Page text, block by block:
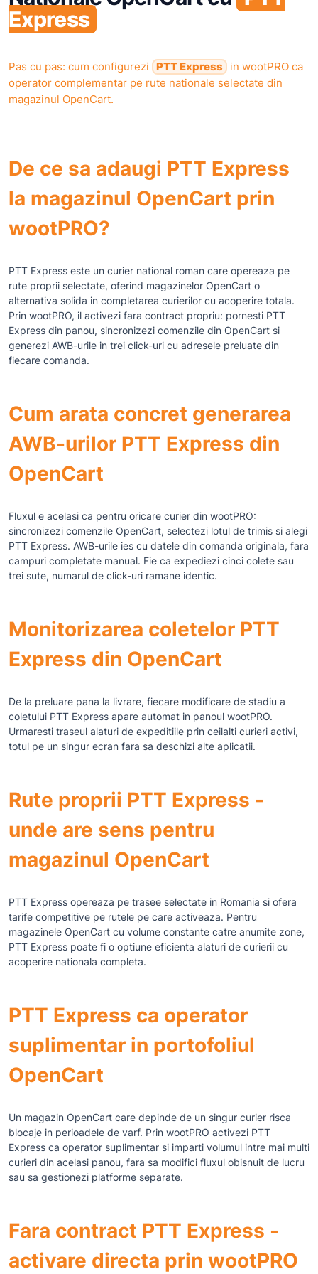
Express
Pas cu pas: cum configurezi PTT Express
in wootPRO ca
operator complementar pe rute nationale selectate din
magazinul OpenCart.
De ce sa adaugi PTT Express
la magazinul OpenCart prin
wootPRO?
PTT Express este un curier national roman care opereaza pe
rute proprii selectate, oferind magazinelor OpenCart o
alternativa solida in completarea curierilor cu acoperire totala.
Prin wootPRO, il activezi fara contract propriu: pornesti PTT
Express din panou, sincronizezi comenzile din OpenCart si
generezi AWB-urile in trei click-uri cu adresele preluate din
fiecare comanda.
Cum arata concret generarea
AWB-urilor PTT Express din
OpenCart
Fluxul e acelasi ca pentru oricare curier din wootPRO:
sincronizezi comenzile OpenCart, selectezi lotul de trimis si alegi
PTT Express. AWB-urile ies cu datele din comanda originala, fara
campuri completate manual. Fie ca expediezi cinci colete sau
trei sute, numarul de click-uri ramane identic.
Monitorizarea coletelor PTT
Express din OpenCart
De la preluare pana la livrare, fiecare modificare de stadiu a
coletului PTT Express apare automat in panoul wootPRO.
Urmaresti traseul alaturi de expeditiile prin ceilalti curieri activi,
totul pe un singur ecran fara sa deschizi alte aplicatii.
Rute proprii PTT Express -
unde are sens pentru
magazinul OpenCart
PTT Express opereaza pe trasee selectate in Romania si ofera
tarife competitive pe rutele pe care activeaza. Pentru
magazinele OpenCart cu volume constante catre anumite zone,
PTT Express poate fi o optiune eficienta alaturi de curierii cu
acoperire nationala completa.
PTT Express ca operator
suplimentar in portofoliul
OpenCart
Un magazin OpenCart care depinde de un singur curier risca
blocaje in perioadele de varf. Prin wootPRO activezi PTT
Express ca operator suplimentar si imparti volumul intre mai multi
curieri din acelasi panou, fara sa modifici fluxul obisnuit de lucru
sau sa gestionezi platforme separate.
Fara contract PTT Express -
activare directa prin wootPRO